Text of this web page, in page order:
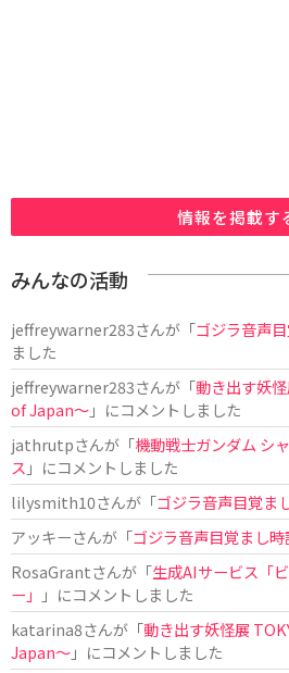
情報を掲載す
みんなの活動
jeffreywarner283さんが「ゴジラ音声
ました
jeffreywarner283さんが「動き出す妖
of Japan〜」にコメントしました
jathrutpさんが「機動戦士ガンダム シ
ス 」にコメントしました
lilysmith10さんが「ゴジラ音声目覚ま
アッキーさんが「ゴジラ音声目覚まし時
RosaGrantさんが「生成AIサービス「
ー」
」にコメントしました
katarina8さんが「動き出す妖怪展
Japan〜」にコメントしました